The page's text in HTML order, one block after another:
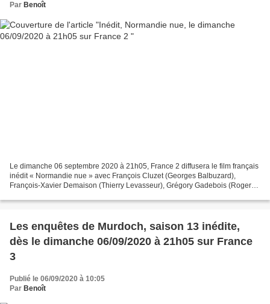
Par Benoît
Le dimanche 06 septembre 2020 à 21h05, France 2 diffusera le film français
inédit « Normandie nue » avec François Cluzet (Georges Balbuzard),
François-Xavier Demaison (Thierry Levasseur), Grégory Gadebois (Roger),
Les enquêtes de Murdoch, saison 13 inédite,
dès le dimanche 06/09/2020 à 21h05 sur France
3
Publié le 06/09/2020 à 10:05
Par Benoît